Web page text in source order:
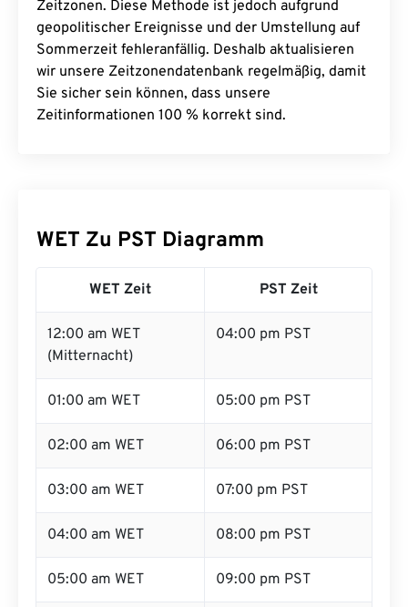
Zeitzonen. Diese Methode ist jedoch aufgrund
geopolitischer Ereignisse und der Umstellung auf
Sommerzeit fehleranfällig. Deshalb aktualisieren
wir unsere Zeitzonendatenbank regelmäßig, damit
Sie sicher sein können, dass unsere
Zeitinformationen 100 % korrekt sind.
WET Zu PST Diagramm
WET Zeit PST Zeit
12:00 am WET
(Mitternacht)
04:00 pm PST
01:00 am WET 05:00 pm PST
02:00 am WET 06:00 pm PST
03:00 am WET 07:00 pm PST
04:00 am WET 08:00 pm PST
05:00 am WET 09:00 pm PST